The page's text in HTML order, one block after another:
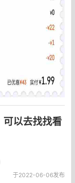
可以去找找看
于2022-06-06发布